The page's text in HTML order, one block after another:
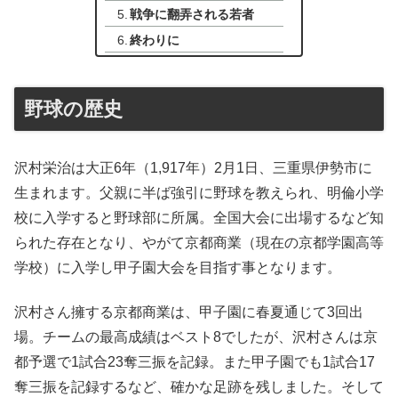
戦争に翻弄される若者
終わりに
野球の歴史
沢村栄治は大正6年（1,917年）2月1日、三重県伊勢市に
生まれます。父親に半ば強引に野球を教えられ、明倫小学
校に入学すると野球部に所属。全国大会に出場するなど知
られた存在となり、やがて京都商業（現在の京都学園高等
学校）に入学し甲子園大会を目指す事となります。
沢村さん擁する京都商業は、甲子園に春夏通じて3回出
場。チームの最高成績はベスト8でしたが、沢村さんは京
都予選で1試合23奪三振を記録。また甲子園でも1試合17
奪三振を記録するなど、確かな足跡を残しました。そして